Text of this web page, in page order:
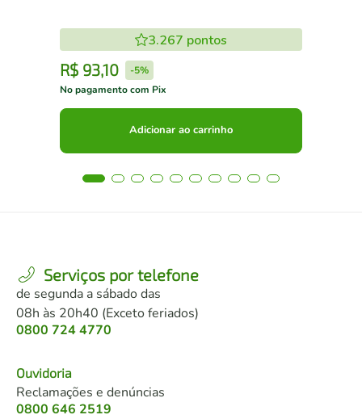
3.267 pontos
R$ 93,10 -5%
No pagamento com Pix
Adicionar ao carrinho
Serviços por telefone
de segunda a sábado das
08h às 20h40 (Exceto feriados)
0800 724 4770
Ouvidoria
Reclamações e denúncias
0800 646 2519